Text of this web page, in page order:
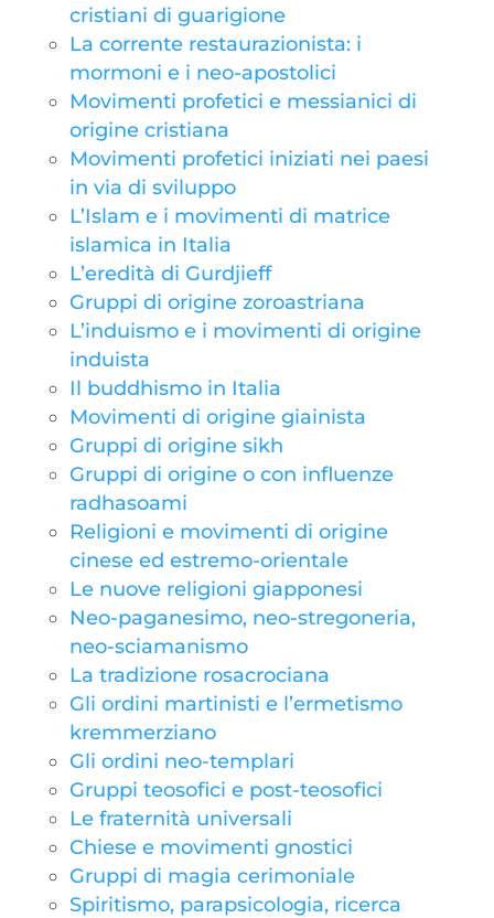
cristiani di guarigione
La corrente restaurazionista: i
mormoni e i neo-apostolici
Movimenti profetici e messianici di
origine cristiana
Movimenti profetici iniziati nei paesi
in via di sviluppo
L’Islam e i movimenti di matrice
islamica in Italia
L’eredità di Gurdjieff
Gruppi di origine zoroastriana
L’induismo e i movimenti di origine
induista
Il buddhismo in Italia
Movimenti di origine giainista
Gruppi di origine sikh
Gruppi di origine o con influenze
radhasoami
Religioni e movimenti di origine
cinese ed estremo-orientale
Le nuove religioni giapponesi
Neo-paganesimo, neo-stregoneria,
neo-sciamanismo
La tradizione rosacrociana
Gli ordini martinisti e l’ermetismo
kremmerziano
Gli ordini neo-templari
Gruppi teosofici e post-teosofici
Le fraternità universali
Chiese e movimenti gnostici
Gruppi di magia cerimoniale
Spiritismo, parapsicologia, ricerca